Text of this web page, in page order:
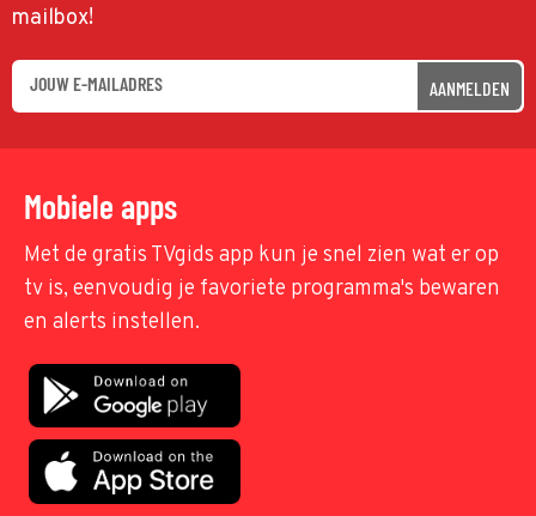
mailbox!
AANMELDEN
Mobiele apps
Met de gratis TVgids app kun je snel zien wat er op
tv is, eenvoudig je favoriete programma's bewaren
en alerts instellen.